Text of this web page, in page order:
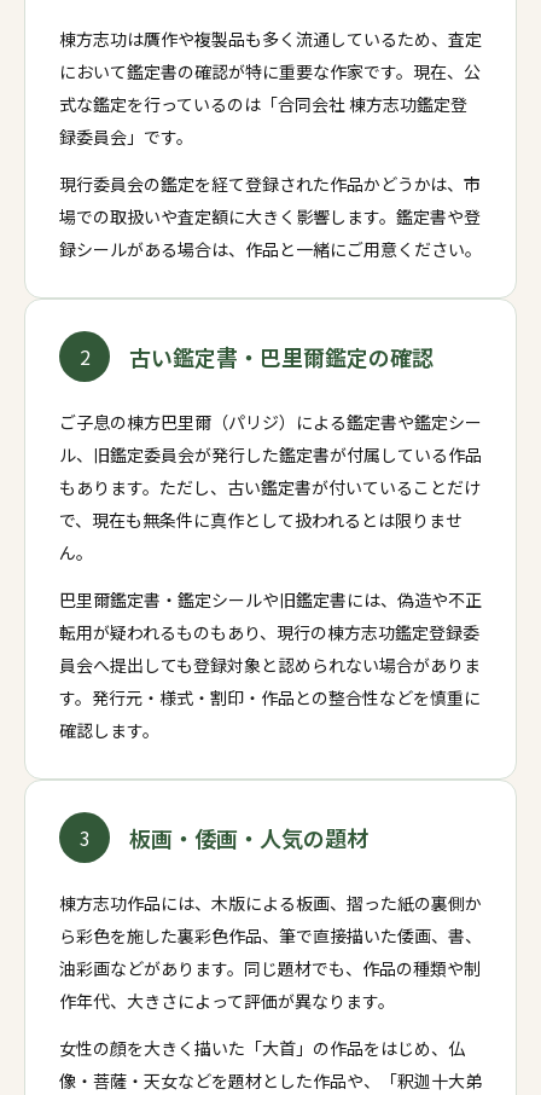
棟方志功は贋作や複製品も多く流通しているため、査定
において鑑定書の確認が特に重要な作家です。現在、公
式な鑑定を行っているのは「合同会社 棟方志功鑑定登
録委員会」です。
現行委員会の鑑定を経て登録された作品かどうかは、市
場での取扱いや査定額に大きく影響します。鑑定書や登
録シールがある場合は、作品と一緒にご用意ください。
2 古い鑑定書・巴里爾鑑定の確認
ご子息の棟方巴里爾（パリジ）による鑑定書や鑑定シー
ル、旧鑑定委員会が発行した鑑定書が付属している作品
もあります。ただし、古い鑑定書が付いていることだけ
で、現在も無条件に真作として扱われるとは限りませ
ん。
巴里爾鑑定書・鑑定シールや旧鑑定書には、偽造や不正
転用が疑われるものもあり、現行の棟方志功鑑定登録委
員会へ提出しても登録対象と認められない場合がありま
す。発行元・様式・割印・作品との整合性などを慎重に
確認します。
3 板画・倭画・人気の題材
棟方志功作品には、木版による板画、摺った紙の裏側か
ら彩色を施した裏彩色作品、筆で直接描いた倭画、書、
油彩画などがあります。同じ題材でも、作品の種類や制
作年代、大きさによって評価が異なります。
女性の顔を大きく描いた「大首」の作品をはじめ、仏
像・菩薩・天女などを題材とした作品や、「釈迦十大弟